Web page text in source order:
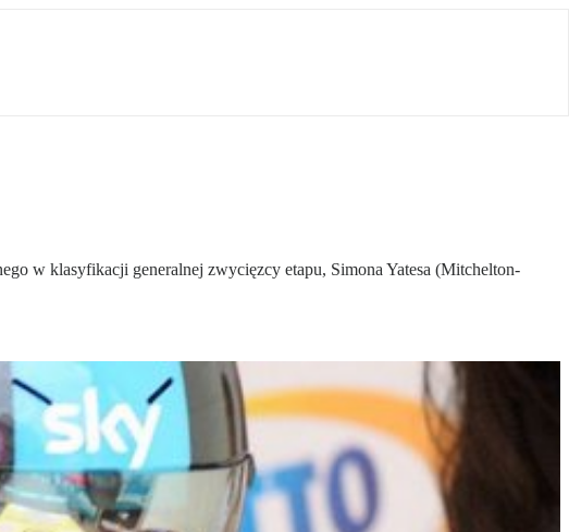
w klasyfikacji generalnej zwycięzcy etapu, Simona Yatesa (Mitchelton-